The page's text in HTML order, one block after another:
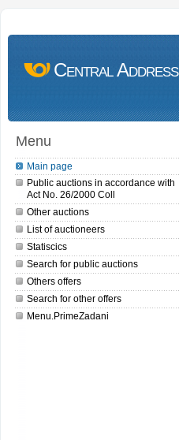
Central Address
Menu
Main page
Public auctions in accordance with
Act No. 26/2000 Coll
Other auctions
List of auctioneers
Statiscics
Search for public auctions
Others offers
Search for other offers
Menu.PrimeZadani